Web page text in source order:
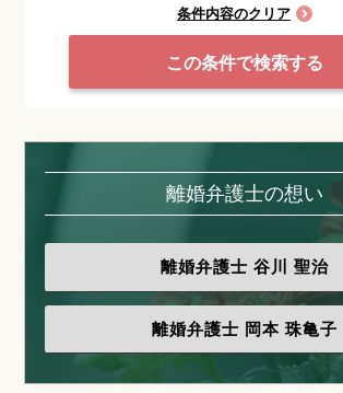
条件内容のクリア
この条件で検索する
離婚弁護士の想い
離婚弁護士 谷川 聖治
離婚弁護士 岡本 珠亀子